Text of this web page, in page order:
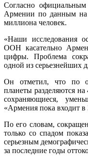
Согласно официальным
Армении по данным на
миллиона человек.
«Наши исследования
ООН касательно
цифры. Проблема
одной из серьезнейших
Он отметил, что по
планеты разделяются
сохраняющиеся,
«Армения пока входит в
По его словам,
только со спадом
серьезным
за последние годы